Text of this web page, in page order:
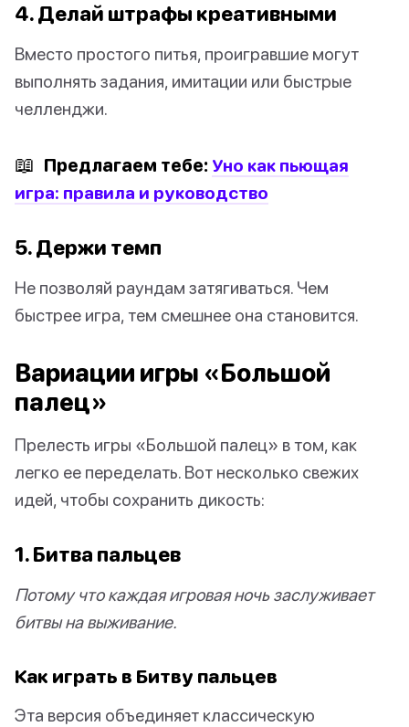
4. Делай штрафы креативными
Вместо простого питья, проигравшие могут
выполнять задания, имитации или быстрые
челленджи.
📖 Предлагаем тебе: Уно как пьющая
игра: правила и руководство
5. Держи темп
Не позволяй раундам затягиваться. Чем
быстрее игра, тем смешнее она становится.
Вариации игры «Большой
палец»
Прелесть игры «Большой палец» в том, как
легко ее переделать. Вот несколько свежих
идей, чтобы сохранить дикость:
1. Битва пальцев
Потому что каждая игровая ночь заслуживает
битвы на выживание.
Как играть в Битву пальцев
Эта версия объединяет классическую